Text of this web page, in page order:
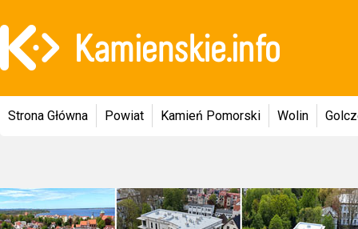
Strona Główna Powiat Kamień Pomorski Wolin